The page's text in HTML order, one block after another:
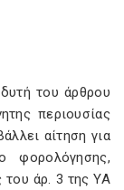
του άρθρου
περιουσίας
αίτηση για
φορολόγησης,
του άρ. 3 της ΥΑ